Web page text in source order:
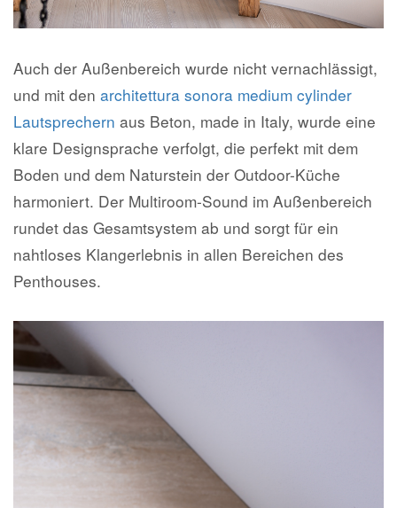
Auch der Außenbereich wurde nicht vernachlässigt,
und mit den architettura sonora medium cylinder
Lautsprechern aus Beton, made in Italy, wurde eine
klare Designsprache verfolgt, die perfekt mit dem
Boden und dem Naturstein der Outdoor-Küche
harmoniert. Der Multiroom-Sound im Außenbereich
rundet das Gesamtsystem ab und sorgt für ein
nahtloses Klangerlebnis in allen Bereichen des
Penthouses.